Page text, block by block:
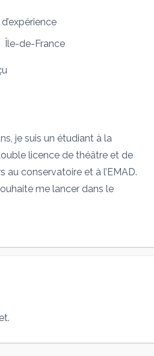
Île-de-France
je suis un étudiant à la
licence de théâtre et de
au conservatoire et à l’EMAD.
me lancer dans le